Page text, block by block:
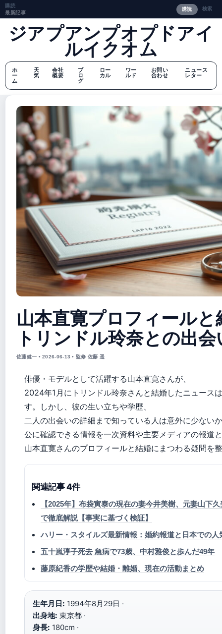
購読
最新記事
購読 検索
ジアプアンプオプドアイ
ルイクオム
ホ
ー
ム
天
気
会社
概要
ブ
ロ
グ
ロー
カル
ワー
ルド
お問い
合わせ
ニュース
レター
山本直寛プロフィールと
トリンドル玲奈との出会
佐藤健一 • 2026-06-13 • 監修 佐藤 遥
俳優・モデルとして活躍する山本直寛さんが、
2024年1月にトリンドル玲奈さんと結婚したニュース
す。しかし、彼の生い立ちや学歴、
二人の出会いの詳細まで知っている人は意外に少ない
公に確認できる情報を一次資料や主要メディアの報道
山本直寛さんのプロフィールと結婚にまつわる疑問を
関連記事 4件
【2025年】布袋寅泰の現在の妻今井美樹、元妻山下
で徹底解説【事実に基づく検証】
ハリー・スタイルズ最新情報：婚約報道と日本での人
五十嵐淳子死去 急病で73歳、中村雅俊と歩んだ49年
藤原紀香の学歴や結婚・離婚、現在の活動まとめ
生年月日: 1994年8月29日 ·
出身地: 東京都 ·
身長: 180cm ·